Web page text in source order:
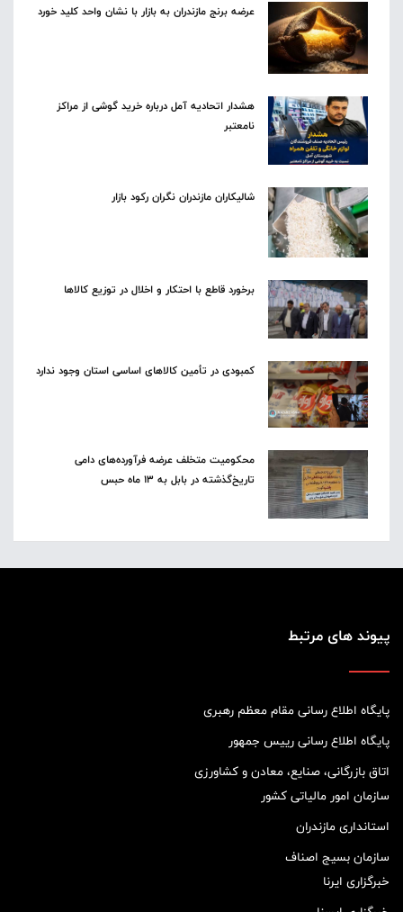
عرضه برنج مازندران به بازار با نشان واحد کلید خورد
هشدار اتحادیه آمل درباره خرید گوشی از مراکز
نامعتبر
شالیکاران مازندران نگران رکود بازار
برخورد قاطع با احتکار و اخلال در توزیع کالاها
کمبودی در تأمین کالاهای اساسی استان وجود ندارد
محکومیت متخلف عرضه فرآورده‌های دامی
تاریخ‌گذشته در بابل به ۱۳ ماه حبس
پیوند های مرتبط
پایگاه اطلاع رسانی مقام معظم رهبری
پایگاه اطلاع رسانی رییس جمهور
اتاق بازرگانی، صنایع، معادن و کشاورزی
سازمان امور مالیاتی کشور
استانداری مازندران
سازمان بسیج اصناف
خبرگزاری ایرنا